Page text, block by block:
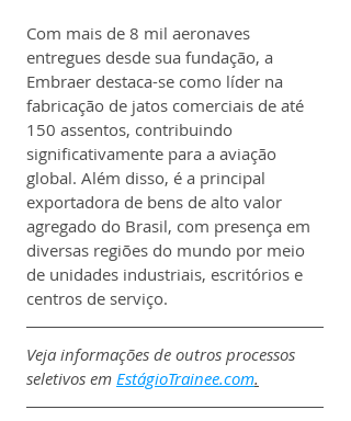
Com mais de 8 mil aeronaves
entregues desde sua fundação, a
Embraer destaca-se como líder na
fabricação de jatos comerciais de até
150 assentos, contribuindo
significativamente para a aviação
global. Além disso, é a principal
exportadora de bens de alto valor
agregado do Brasil, com presença em
diversas regiões do mundo por meio
de unidades industriais, escritórios e
centros de serviço.
Veja informações de outros processos
seletivos em EstágioTrainee.com.